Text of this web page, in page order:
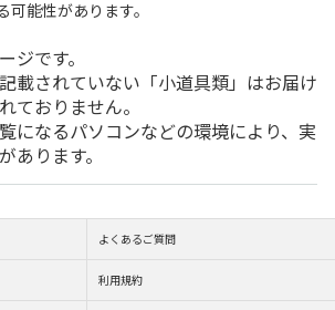
可能性があります。
ジです。
載されていない「小道具類」はお届け
ておりません。
になるパソコンなどの環境により、実
あります。
よくあるご質問
利用規約